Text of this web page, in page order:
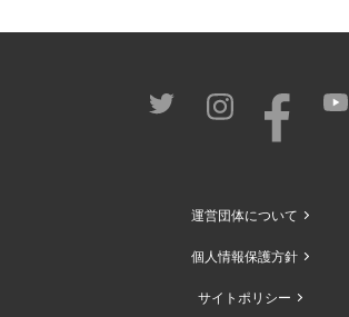
運営団体について
個人情報保護方針
サイトポリシー